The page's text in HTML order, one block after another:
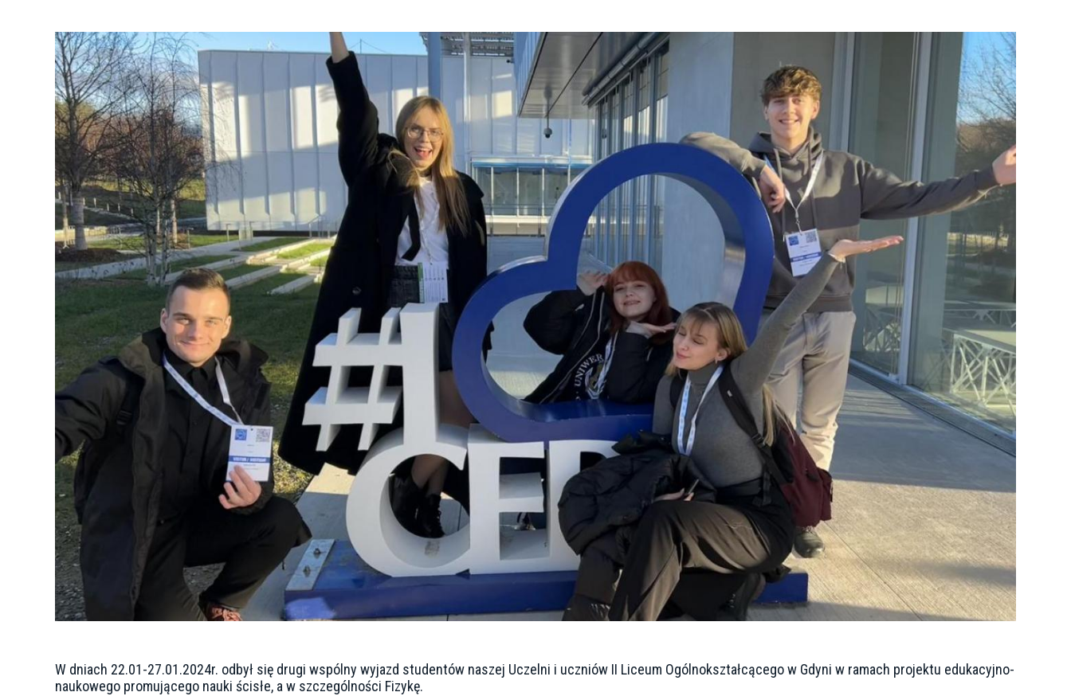
W dniach 22.01-27.01.2024r. odbył się drugi wspólny wyjazd studentów naszej Uczelni i uczniów II Liceum Ogólnokształcącego w Gdyni w ramach projektu edukacyjno-
naukowego promującego nauki ścisłe, a w szczególności Fizykę.